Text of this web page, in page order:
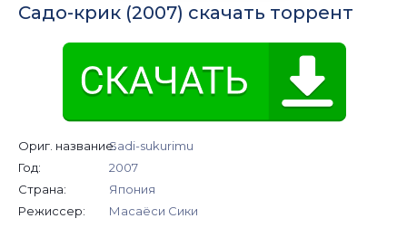
Садо-крик (2007) скачать торрент
Ориг. название:Sadi-sukurimu
Год:
2007
Страна:
Япония
Режиссер:
Масаёси Сики